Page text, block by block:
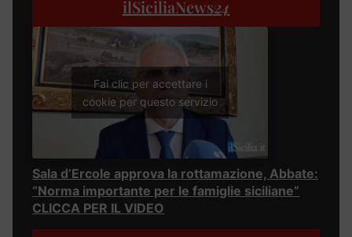
ilSiciliaNews24
Fai clic per accettare i
cookie per questo servizio
Sala d’Ercole approva la rottamazione, Abbate:
“Norma importante per le famiglie siciliane”
CLICCA PER IL VIDEO